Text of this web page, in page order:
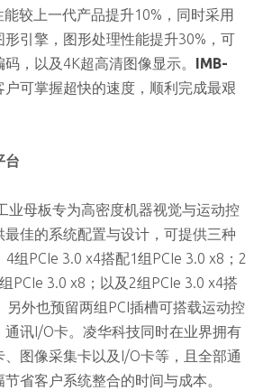
较上一代产品提升10%，同时采用
引擎，图形处理性能提升30%，可
，以及4K超高清图像显示。
IMB-
户可掌握超快的速度，顺利完成最艰
台
业母板专为高密度机器视觉与运动控
佳的系统配置与设计，可提供三种
4组PCIe 3.0 x4搭配1组PCIe 3.0 x8；2
PCIe 3.0 x8；以及2组PCIe 3.0 x4搭
另外也预留两组PCI插槽可搭载运动控
通讯I/O卡。凌华科技同时在业界拥有
图像采集卡以及I/O卡等，且全部通
省客户系统整合的时间与成本。